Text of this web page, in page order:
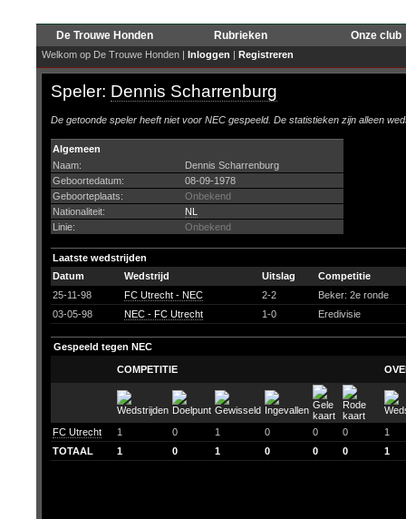
De Trouwe Honden Rubrieken Onze club
Welkom op De Trouwe Honden | Inloggen | Registreren
Speler: Dennis Scharrenburg
De getoonde speler heeft niet voor NEC gespeeld. De statistieken zijn alleen
Algemeen
Naam:
Dennis Scharrenburg
Geboortedatum:
08-09-1978
Geboorteplaats:
Onbekend
Nationaliteit:
NL
Linie:
Onbekend
Laatste wedstrijden
Datum
Wedstrijd Uitslag
Competitie
25-11-98
FC Utrecht - NEC 2-2
Beker: 2e ronde
03-05-98
NEC - FC Utrecht 1-0 Eredivisie
Gespeeld tegen NEC
COMPETITIE
FC Utrecht 1 0 1 0 0 0
1
TOTAAL
1 0 1 0 0 0 1